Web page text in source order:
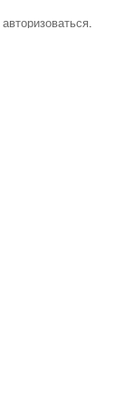
авторизоваться.